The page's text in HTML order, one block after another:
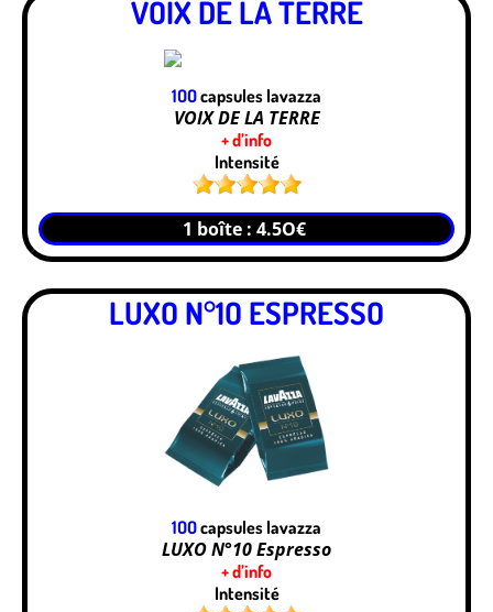
VOIX DE LA TERRE
1OOcapsules lavazza
VOIX DE LA TERRE
+ d’info
Intensité
1 boîte : 4.5O€
LUXO N°1O ESPRESSO
1OOcapsules lavazza
LUXO N°10 Espresso
+ d’info
Intensité